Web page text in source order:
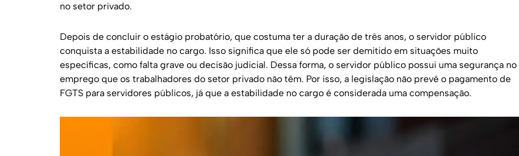
no setor privado.
Depois de concluir o estágio probatório, que costuma ter a duração de três anos, o servidor público
conquista a estabilidade no cargo. Isso significa que ele só pode ser demitido em situações muito
específicas, como falta grave ou decisão judicial. Dessa forma, o servidor público possui uma segurança no
emprego que os trabalhadores do setor privado não têm. Por isso, a legislação não prevê o pagamento de
FGTS para servidores públicos, já que a estabilidade no cargo é considerada uma compensação.